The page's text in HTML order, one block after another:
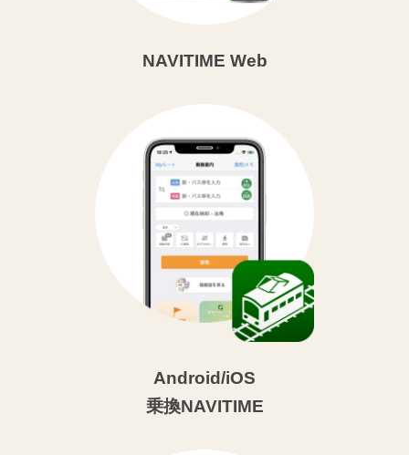
NAVITIME Web
Android/iOS
乗換NAVITIME